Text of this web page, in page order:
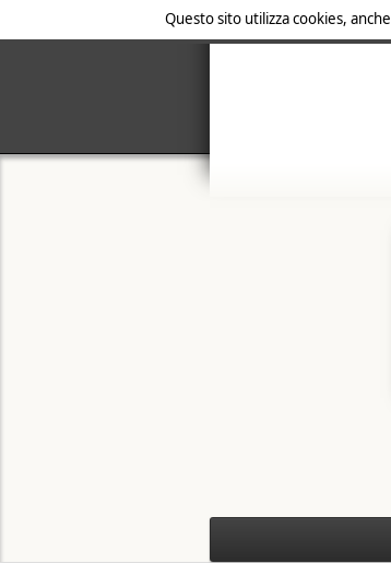
Questo sito utilizza cookies,